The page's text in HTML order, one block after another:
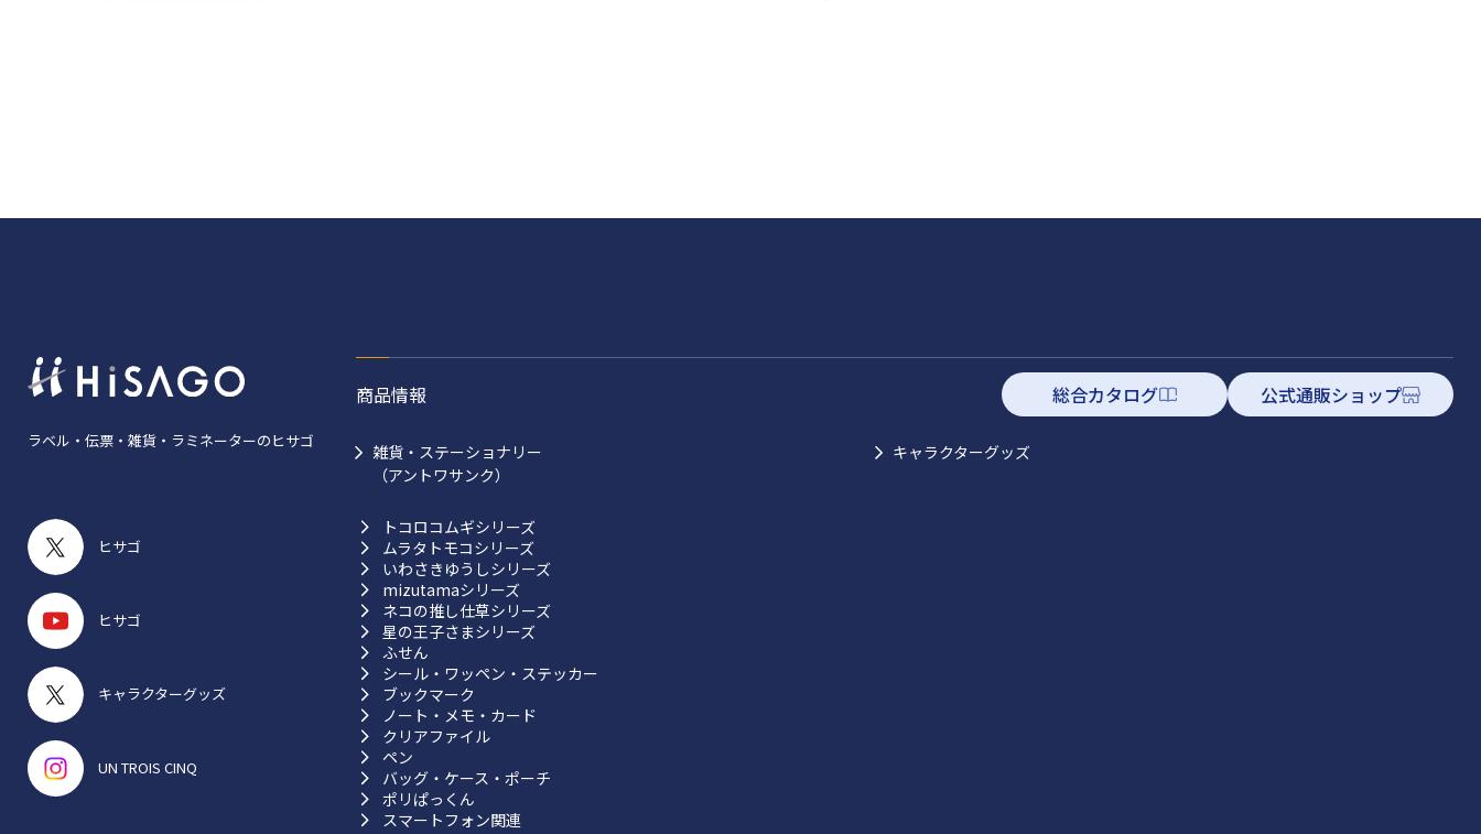
ラベル・伝票・雑貨・ラミネーターのヒサゴ
ヒサゴ
ヒサゴ
キャラクターグッズ
UN TROIS CINQ
商品情報 総合カタログ 公式通販ショップ
雑貨・ステーショナリー
（アントワサンク）
トコロコムギシリーズ
ムラタトモコシリーズ
いわさきゆうしシリーズ
mizutamaシリーズ
ネコの推し仕草シリーズ
星の王子さまシリーズ
ふせん
シール・ワッペン・ステッカー
ブックマーク
ノート・メモ・カード
クリアファイル
ペン
バッグ・ケース・ポーチ
ポリぱっくん
スマートフォン関連
キャラクターグッズ